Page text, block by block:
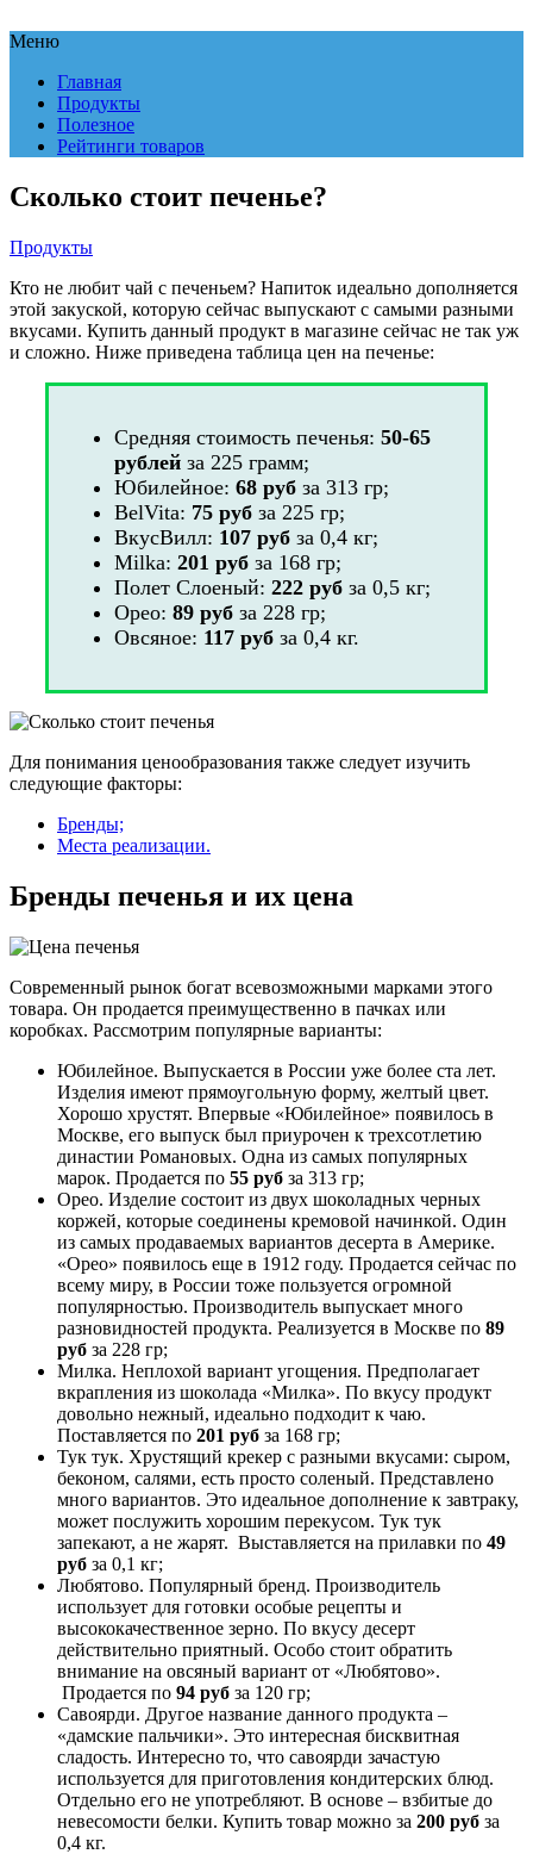
Меню
Главная
Продукты
Полезное
Рейтинги товаров
Сколько стоит печенье?
Продукты
Кто не любит чай с печеньем? Напиток идеально дополняется
этой закуской, которую сейчас выпускают с самыми разными
вкусами. Купить данный продукт в магазине сейчас не так уж
и сложно. Ниже приведена таблица цен на печенье:
Средняя стоимость печенья: 50-65
рублей за 225 грамм;
Юбилейное: 68 руб за 313 гр;
BelVita: 75 руб за 225 гр;
ВкусВилл: 107 руб за 0,4 кг;
Milka: 201 руб за 168 гр;
Полет Слоеный: 222 руб за 0,5 кг;
Орео: 89 руб за 228 гр;
Овсяное: 117 руб за 0,4 кг.
Для понимания ценообразования также следует изучить
следующие факторы:
Бренды;
Места реализации.
Бренды печенья и их цена
Современный рынок богат всевозможными марками этого
товара. Он продается преимущественно в пачках или
коробках. Рассмотрим популярные варианты:
Юбилейное. Выпускается в России уже более ста лет.
Изделия имеют прямоугольную форму, желтый цвет.
Хорошо хрустят. Впервые «Юбилейное» появилось в
Москве, его выпуск был приурочен к трехсотлетию
династии Романовых. Одна из самых популярных
марок. Продается по 55 руб за 313 гр;
Орео. Изделие состоит из двух шоколадных черных
коржей, которые соединены кремовой начинкой. Один
из самых продаваемых вариантов десерта в Америке.
«Орео» появилось еще в 1912 году. Продается сейчас по
всему миру, в России тоже пользуется огромной
популярностью. Производитель выпускает много
разновидностей продукта. Реализуется в Москве по 89
руб за 228 гр;
Милка. Неплохой вариант угощения. Предполагает
вкрапления из шоколада «Милка». По вкусу продукт
довольно нежный, идеально подходит к чаю.
Поставляется по 201 руб за 168 гр;
Тук тук. Хрустящий крекер с разными вкусами: сыром,
беконом, салями, есть просто соленый. Представлено
много вариантов. Это идеальное дополнение к завтраку,
может послужить хорошим перекусом. Тук тук
запекают, а не жарят. Выставляется на прилавки по 49
руб за 0,1 кг;
Любятово. Популярный бренд. Производитель
использует для готовки особые рецепты и
высококачественное зерно. По вкусу десерт
действительно приятный. Особо стоит обратить
внимание на овсяный вариант от «Любятово».
Продается по 94 руб за 120 гр;
Савоярди. Другое название данного продукта –
«дамские пальчики». Это интересная бисквитная
сладость. Интересно то, что савоярди зачастую
используется для приготовления кондитерских блюд.
Отдельно его не употребляют. В основе – взбитые до
невесомости белки. Купить товар можно за 200 руб за
0,4 кг.